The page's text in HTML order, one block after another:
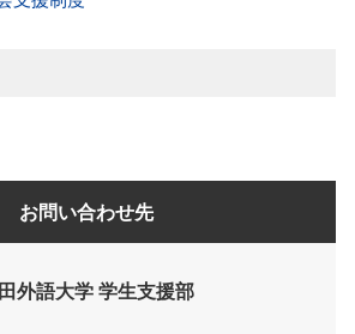
お問い合わせ先
外語大学 学生支援部